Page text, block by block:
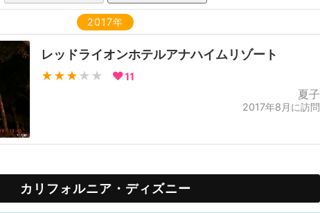
2017年
レッドライオンホテルアナハイムリゾート
★★★ ★★ 11
夏子
2017年8月に訪問
カリフォルニア・ディズニー